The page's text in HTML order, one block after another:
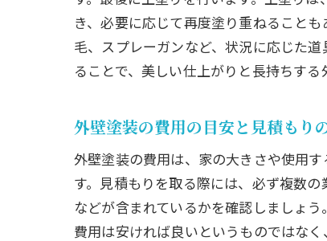
き、必要に応じて再度塗り重ねること
毛、スプレーガンなど、状況に応じた
ることで、美しい仕上がりと長持ちする
外壁塗装の費用の目安と見積もり
外壁塗装の費用は、家の大きさや使用
す。見積もりを取る際には、必ず複数
などが含まれているかを確認しましょ
費用は安ければ良いというものではな